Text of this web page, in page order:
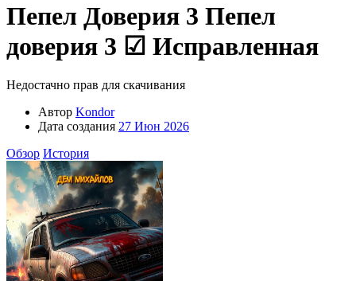
Пепел Доверия 3 Пепел
доверия 3 ☑ Исправленная
Недостачно прав для скачивания
Автор Kondor
Дата создания 27 Июн 2026
Обзор История